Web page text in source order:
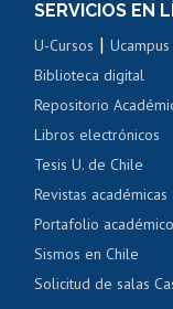
Cursos de español
Denuncias
SERVICIOS EN
U-Cursos |Ucampus
Biblioteca digital
Repositorio
Libros electrónicos
Tesis U. de Chile
Revistas académicas
Portafolio académico
Sismos en Chile
Solicitud de salas